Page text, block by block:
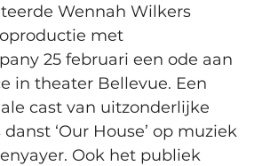
Wennah Wilkers
met
25 februari een ode aan
in theater Bellevue. Een
cast van uitzonderlijke
‘Our House’ op muziek
Ook het publiek